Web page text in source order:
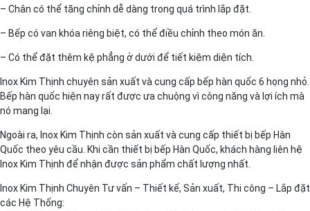
– Chân có thể tăng chỉnh dễ dàng trong quá trình lắp đặt.
– Bếp có van khóa riêng biệt, có thể điều chỉnh theo món ăn.
– Có thể đặt thêm kệ phẳng ở dưới để tiết kiệm diện tích.
Inox Kim Thịnh chuyên sản xuất và cung cấp bếp hàn quốc 6 họng nhỏ.
Bếp hàn quốc hiện nay rất được ưa chuộng vì công năng và lợi ích mà
nó mang lại.
Ngoài ra, Inox Kim Thịnh còn sản xuất và cung cấp thiết bị bếp Hàn
Quốc theo yêu cầu. Khi cần thiết bị bếp Hàn Quốc, khách hàng liên hệ
Inox Kim Thịnh để nhận được sản phẩm chất lượng nhất.
Inox Kim Thịnh Chuyên Tư vấn – Thiết kế, Sản xuất, Thi công – Lắp đặt
các Hệ Thống: